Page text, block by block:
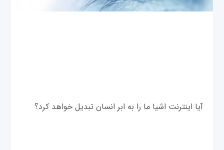
آیا اینترنت اشیا ما را به ابر انسان تبدیل خواهد کرد؟